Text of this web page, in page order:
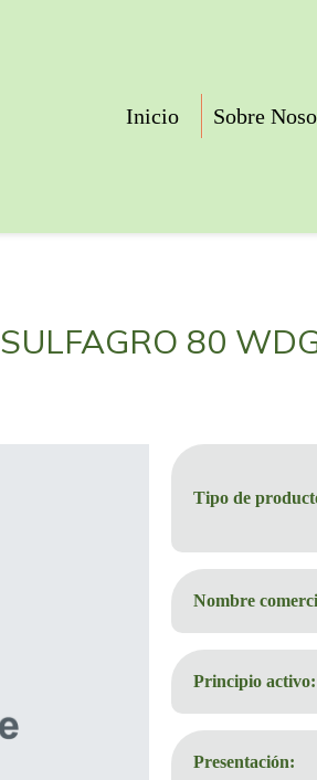
Inicio Sobre
SULFAGRO 80
Tipo de
Nombre
Principio activo:
Presentación: